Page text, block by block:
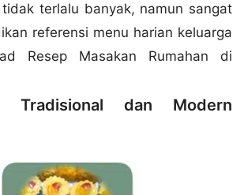
terlalu banyak, namun sangat
referensi menu harian keluarga
Resep Masakan Rumahan di
Tradisional dan Modern